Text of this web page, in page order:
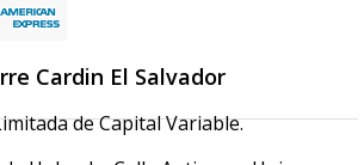
Cardin El Salvador
de Capital Variable.